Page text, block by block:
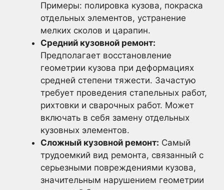
Примеры: полировка кузова, покраска
отдельных элементов, устранение
мелких сколов и царапин.
Средний кузовной ремонт:
Предполагает восстановление
геометрии кузова при деформациях
средней степени тяжести. Зачастую
требует проведения стапельных работ,
рихтовки и сварочных работ. Может
включать в себя замену отдельных
кузовных элементов.
Сложный кузовной ремонт: Самый
трудоемкий вид ремонта, связанный с
серьезными повреждениями кузова,
значительным нарушением геометрии